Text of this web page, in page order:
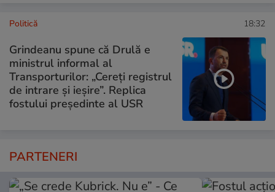
Politică 18:32
Grindeanu spune că Drulă e
ministrul informal al
Transporturilor: „Cereți registrul
de intrare și ieșire”. Replica
fostului președinte al USR
PARTENERI